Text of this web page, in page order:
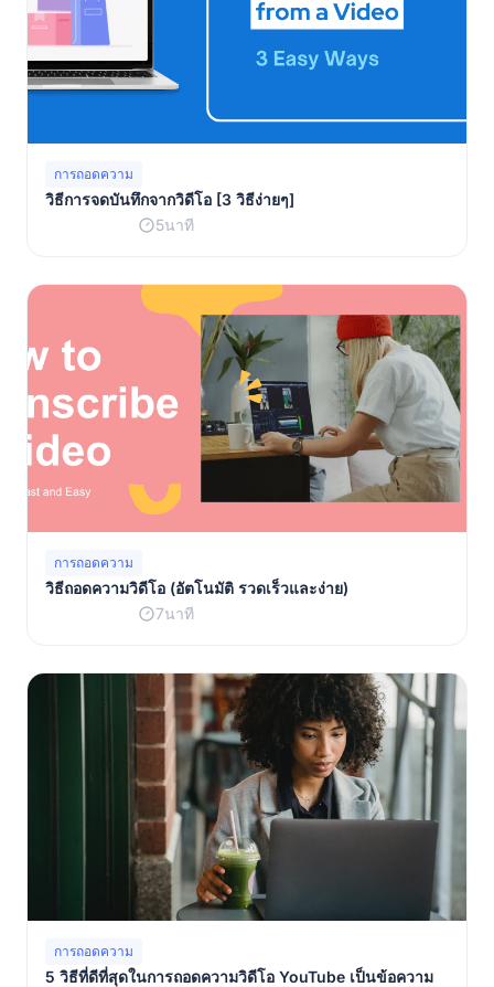
การถอดความ
วิธีการจดบันทึกจากวิดีโอ [3 วิธีง่ายๆ]
5นาที
การถอดความ
วิธีถอดความวิดีโอ (อัตโนมัติ รวดเร็วและง่าย)
7นาที
การถอดความ
5 วิธีที่ดีที่สุดในการถอดความวิดีโอ YouTube เป็นข้อความ